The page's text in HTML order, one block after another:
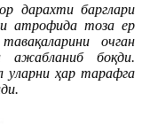
дарахти барглари
атрофида тоза ер
очган
ажабланиб боқди.
уларни ҳар тарафга